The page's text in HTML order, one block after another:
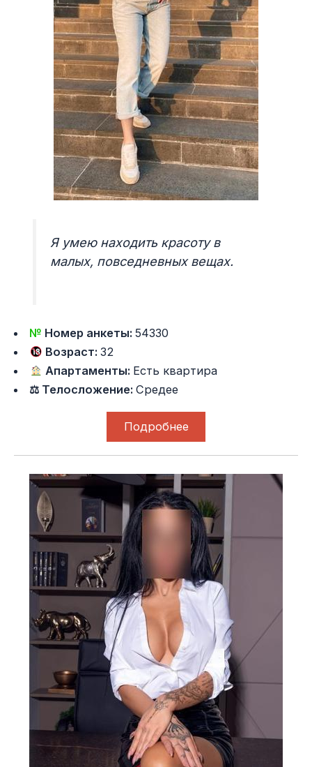
Я умею находить красоту в
малых, повседневных вещах.
№ Номер анкеты:54330
Возраст:32
Апартаменты: Есть квартира
⚖ Телосложение:Средее
Подробнее